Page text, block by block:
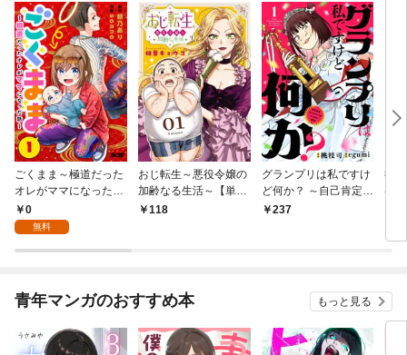
ごくまま～極道だった
オレがママになった話
～【単話】（１）
0
無料
おじ転生～悪役令嬢の
加齢なる生活～【単
話】（１）
118
グランプリは私ですけ
ど何か？ ～自己肯定モ
ンスターのミスコン無
237
後
は
青年マンガのおすすめ本 もっと見る